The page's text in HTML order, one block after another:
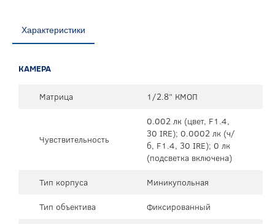
Характеристики
КАМЕРА
Матрица 1/2.8” КМОП
Чувствительность
0.002 лк (цвет, F1.4,
30 IRE); 0.0002 лк (ч/
б, F1.4, 30 IRE); 0 лк
(подсветка включена)
Тип корпуса
Миникупольная
Тип объектива
Фиксированный